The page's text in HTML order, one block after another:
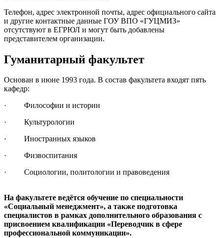
Телефон, адрес электронной почты, адрес официального сайта
и другие контактные данные ГОУ ВПО «ГУЦМИЗ»
отсутствуют в ЕГРЮЛ и могут быть добавлены
представителем организации.
Гуманитарный факультет
Основан в июне 1993 года. В состав факультета входят пять
кафедр:
· Философии и истории
· Культурологии
· Иностранных языков
· Физвоспитания
· Социологии, политологии и правоведения
На факультете ведётся обучение по специальности
«Социальный менеджмент», а также подготовка
специалистов в рамках дополнительного образования с
присвоением квалификации «Переводчик в сфере
профессиональной коммуникации».